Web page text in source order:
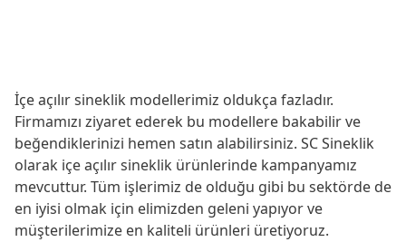
İçe açılır sineklik modellerimiz oldukça fazladır.
Firmamızı ziyaret ederek bu modellere bakabilir ve
beğendiklerinizi hemen satın alabilirsiniz. SC Sineklik
olarak içe açılır sineklik ürünlerinde kampanyamız
mevcuttur. Tüm işlerimiz de olduğu gibi bu sektörde de
en iyisi olmak için elimizden geleni yapıyor ve
müşterilerimize en kaliteli ürünleri üretiyoruz.